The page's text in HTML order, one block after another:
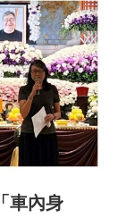
車內身